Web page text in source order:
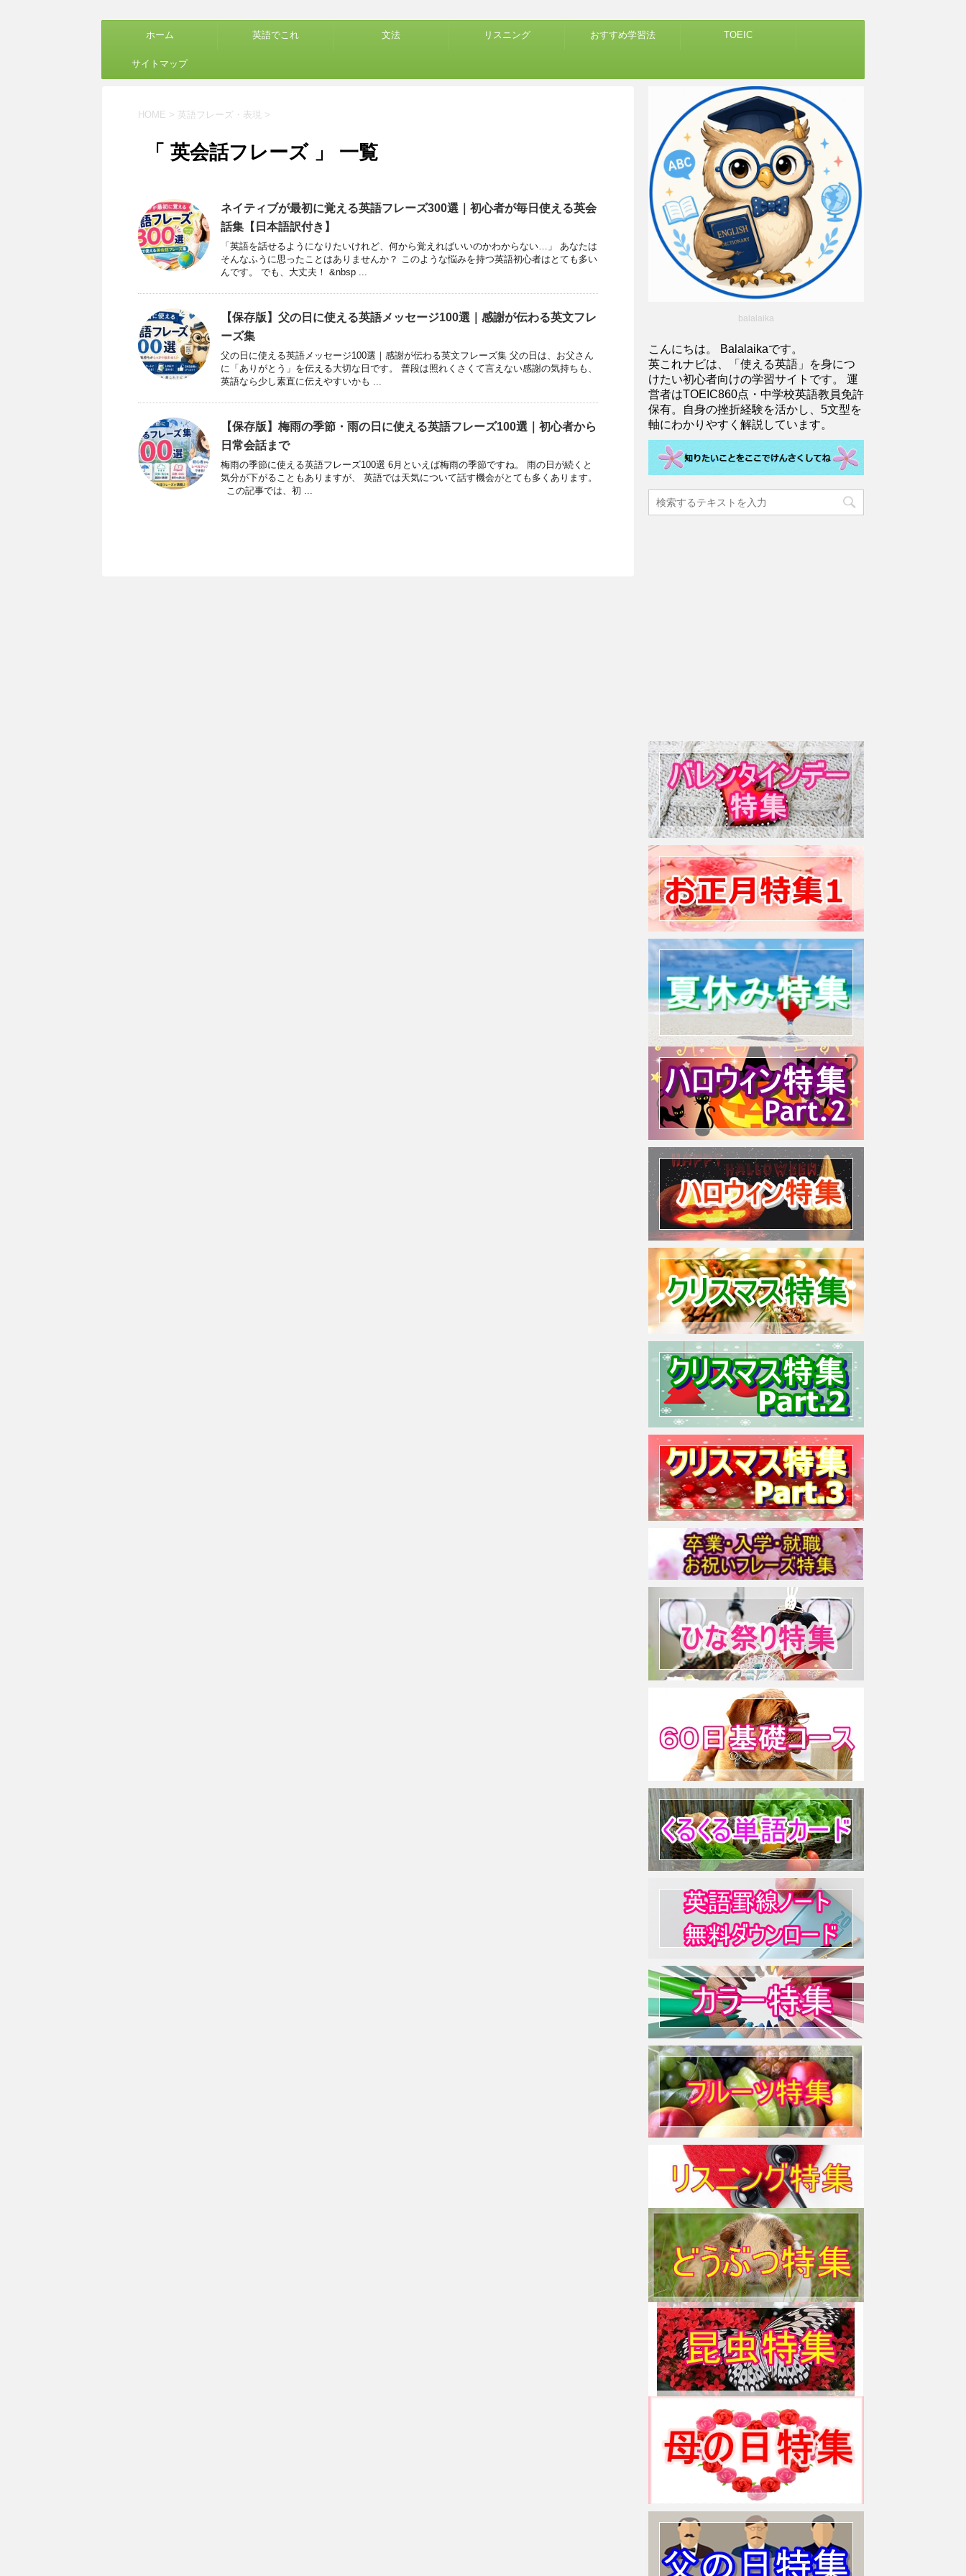
ホーム 英語でこれ 文法 リスニング おすすめ学習法 TOEIC
サイトマップ
HOME > 英語フレーズ・表現 >
「 英会話フレーズ 」 一覧
ネイティブが最初に覚える英語フレーズ300選｜初心者が毎日使える英会
話集【日本語訳付き】
「英語を話せるようになりたいけれど、何から覚えればいいのかわからない…」 あなたは
そんなふうに思ったことはありませんか？ このような悩みを持つ英語初心者はとても多い
んです。 でも、大丈夫！ &nbsp ...
【保存版】父の日に使える英語メッセージ100選｜感謝が伝わる英文フレ
ーズ集
父の日に使える英語メッセージ100選｜感謝が伝わる英文フレーズ集 父の日は、お父さん
に「ありがとう」を伝える大切な日です。 普段は照れくさくて言えない感謝の気持ちも、
英語なら少し素直に伝えやすいかも ...
【保存版】梅雨の季節・雨の日に使える英語フレーズ100選｜初心者から
日常会話まで
梅雨の季節に使える英語フレーズ100選 6月といえば梅雨の季節ですね。 雨の日が続くと
気分が下がることもありますが、 英語では天気について話す機会がとても多くあります。
この記事では、初 ...
balalaika
こんにちは。 Balalaikaです。
英これナビは、「使える英語」を身につ
けたい初心者向けの学習サイトです。 運
営者はTOEIC860点・中学校英語教員免許
保有。自身の挫折経験を活かし、5文型を
軸にわかりやすく解説しています。